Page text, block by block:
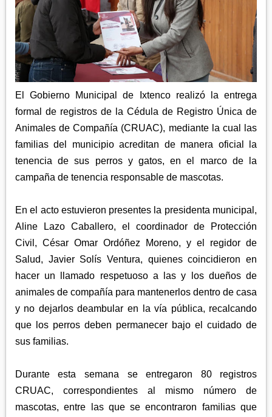
DEPORTES
HUAMANTLA
IXTENCO
CUAPIAXTLA
TEQUEXQUITLA
ZITLALTEPEC
REGIÓN CENTRO-NORTE
APIZACO
SAN JOSÉ TEACALCO
TOCATLÁN
TLAXCO
XALOZTOC
APETATITLÁN
CHIAUTEMPAN
SAN PABLO DEL MONTE
REGIÓN PONIENTE
CALPULALPAN
NANACAMILPA
SANCTÓRUM
NACIONAL
TELEMEDIOS TV
El Gobierno Municipal de Ixtenco realizó la entrega
formal de registros de la Cédula de Registro Única de
Animales de Compañía (CRUAC), mediante la cual las
familias del municipio acreditan de manera oficial la
tenencia de sus perros y gatos, en el marco de la
campaña de tenencia responsable de mascotas.
En el acto estuvieron presentes la presidenta municipal,
Aline Lazo Caballero, el coordinador de Protección
Civil, César Omar Ordóñez Moreno, y el regidor de
Salud, Javier Solís Ventura, quienes coincidieron en
hacer un llamado respetuoso a las y los dueños de
animales de compañía para mantenerlos dentro de casa
y no dejarlos deambular en la vía pública, recalcando
que los perros deben permanecer bajo el cuidado de
sus familias.
Durante esta semana se entregaron 80 registros
CRUAC, correspondientes al mismo número de
mascotas, entre las que se encontraron familias que